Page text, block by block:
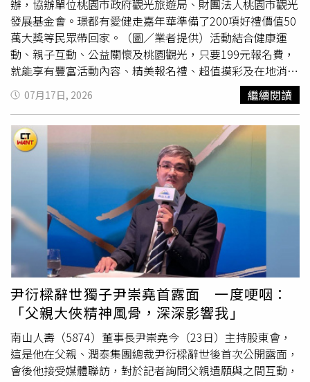
辦，協辦單位桃園市政府觀光旅遊局、財團法人桃園市觀光
發展基金會。璟都有愛健走嘉年華準備了200項好禮價值50
萬大獎等民眾帶回家。（圖／業者提供）活動結合健康運
動、親子互動、公益關懷及桃園觀光，只要199元報名費，
就能享有豐富活動內容、精美報名禮、超值摸彩及在地消費
優惠，邀請全台民眾走進石門水庫，一起用雙腳感受桃園之
美。本次活動由璟都建設機構、財團法人桃園市璟都有愛社
會福利慈善基金會與桃園市政府共同推廣桃園觀光、讓桃園
市民走出戶外運動為主軸，參加民眾報名即可獲得專屬健行
背包及活動紀念折疊涼扇，活動當天更安排深受大小朋友喜
愛的YOYO家族帶來精彩演出，超人氣職籃啦啦隊「台啤電
豹啦啦隊」熱力應援，以及藍波老師帶領千人健康操，讓民
眾在健行前一起暖身、炒熱現場氣氛，打造最具活力的全民
嘉年華。活動報名以及活動流程資訊詳情請洽活動網站。
（圖／業者提供）除了精彩表演，今年活動更祭出總價值超
過50萬元、共200項摸彩好禮，包括Gogoro
車、iPhone、液晶電視、廚餘機等多項人氣大獎，讓每位參
與民眾都能在享受運動之餘，也有機會把豐富獎品帶回家，
提升活動參與樂趣與期待感。活動路線圖如上，健走路線全
長3.5公里，非常適合親子一同走進石門水庫，享受健康與
美。（圖／業者提供）為鼓勵民眾深入體驗桃園在地特色，
凡完成健行者，皆可獲得50元市集消費券，當天可在活動市
集及在地特色伴手禮店家使用，品嚐桃園在地美食、選購特
07月17日, 2026 繼續閱讀
尹衍樑辭世獨子尹崇堯首露面 一度哽咽：
「父親大俠精神風骨，深深影響我」
南山人壽（5874）董事長尹崇堯今（23日）主持股東會，
這是他在父親、潤泰集團總裁尹衍樑辭世後首次公開露面，
會後他接受媒體聯訪，對於記者詢問父親遺願與之間互動，